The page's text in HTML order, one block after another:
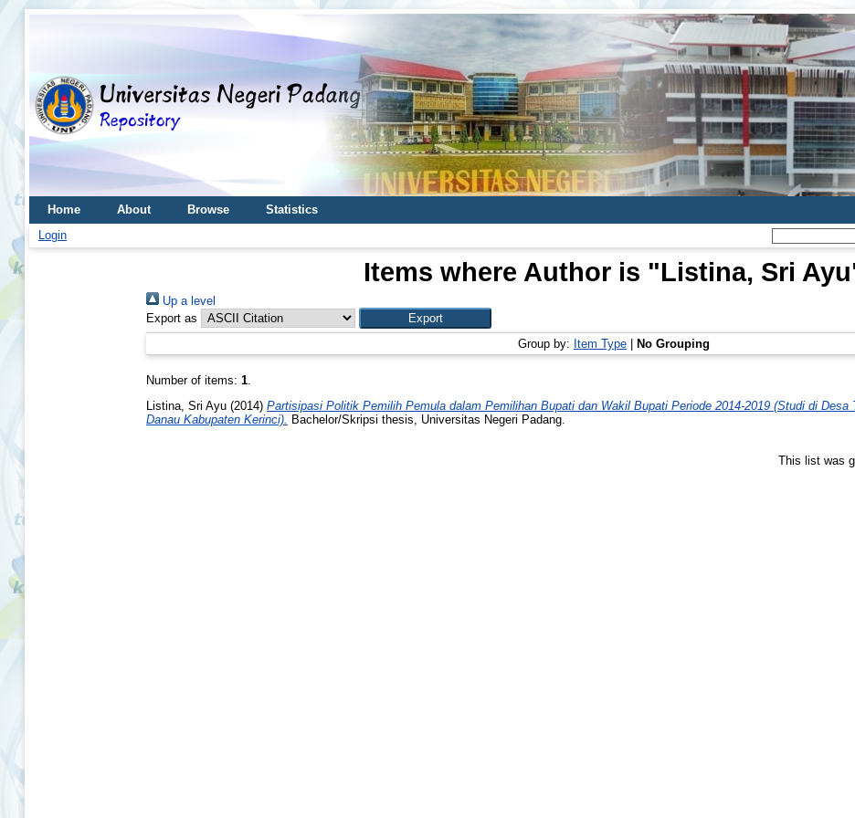
Home About Browse
Statistics
Login
Items where Author is "Listina, Sri Ayu
Up a level
Export as
Group by: Item Type No Grouping
Number of items: 1.
Listina, Sri Ayu (2014) Partisipasi Politik Pemilih Pemula dalam Pemilihan Bupati dan Wakil Bupati Periode 2014-2019 (Studi di
Danau Kabupaten Kerinci).
Bachelor/Skripsi thesis, Universitas Negeri Padang.
This list was